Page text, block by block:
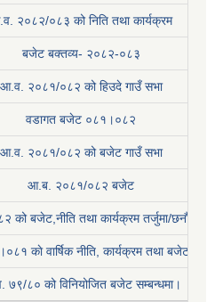
२०८२/०८३ को निति तथा कार्यक्रम
बजेट बक्तव्य- २०८२-०८३
आ.व. २०८१/०८२ को हिउदे गाउँ सभा
वडागत बजेट ०८१।०८२
आ.व. २०८१/०८२ को बजेट गाउँ सभा
आ.ब. २०८१/०८२ बजेट
बजेट,नीति तथा कार्यक्रम तर्जुमा/छनौट
काे वार्षिक नीति, कार्यक्रम तथा बजेट
७९/८० को विनियोजित बजेट सम्बन्धमा।